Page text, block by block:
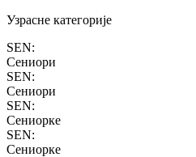
Узрасне категорије
SEN:
Сениори
SEN:
Сениори
SEN:
Сениорке
SEN:
Сениорке